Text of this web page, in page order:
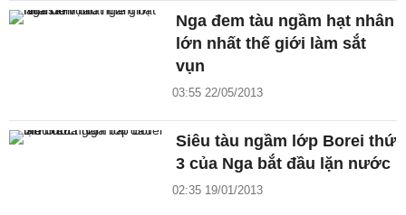
Nga đem tàu ngầm hạt nhân
lớn nhất thế giới làm sắt
vụn
03:55 22/05/2013
Siêu tàu ngầm lớp Borei thứ
3 của Nga bắt đầu lặn nước
02:35 19/01/2013